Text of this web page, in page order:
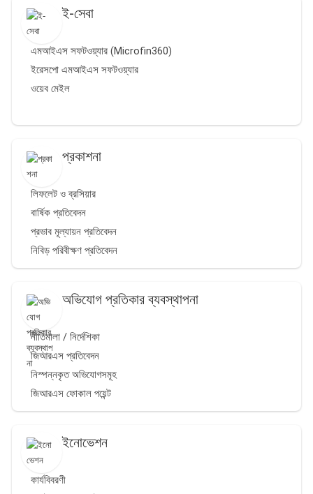
ই-সেবা
এমআইএস সফটওয়্যার (Microfin360)
ইরেসপো এমআইএস সফটওয়্যার
ওয়েব মেইল
প্রকাশনা
লিফলেট ও ব্রসিয়ার
বার্ষিক প্রতিবেদন
প্রভাব মূল্যায়ন প্রতিবেদন
নিবিড় পরিবীক্ষণ প্রতিবেদন
অভিযোগ প্রতিকার ব্যবস্থাপনা
নীতিমালা / নির্দেশিকা
জিআরএস প্রতিবেদন
নিস্পন্নকৃত অভিযোগসমূহ
জিআরএস ফোকাল পয়েন্ট
ইনোভেশন
কার্যবিবরণী